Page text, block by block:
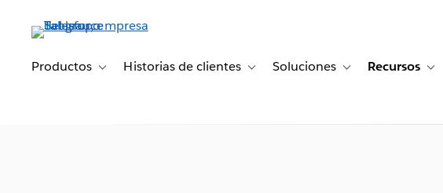
principalProductos Toggle sub-navigation for Productos
Historias de clientes Toggle sub-navigation for Historias de
Soluciones Toggle sub-
Recursos